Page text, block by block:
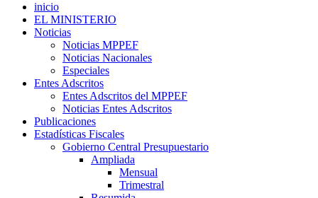
inicio
EL MINISTERIO
Noticias
Noticias MPPEF
Noticias Nacionales
Especiales
Entes Adscritos
Entes Adscritos del MPPEF
Noticias Entes Adscritos
Publicaciones
Estadísticas Fiscales
Gobierno Central Presupuestario
Ampliada
Mensual
Trimestral